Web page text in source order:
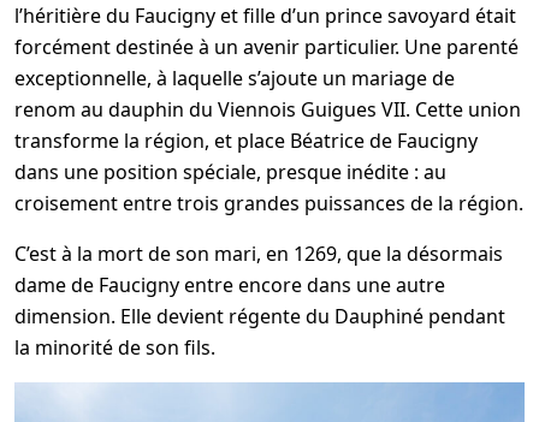
l’héritière du Faucigny et fille d’un prince savoyard était
forcément destinée à un avenir particulier. Une parenté
exceptionnelle, à laquelle s’ajoute un mariage de
renom au dauphin du Viennois Guigues VII. Cette union
transforme la région, et place Béatrice de Faucigny
dans une position spéciale, presque inédite : au
croisement entre trois grandes puissances de la région.
C’est à la mort de son mari, en 1269, que la désormais
dame de Faucigny entre encore dans une autre
dimension. Elle devient régente du Dauphiné pendant
la minorité de son fils.